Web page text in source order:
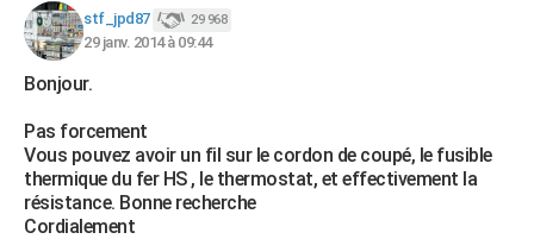
Dictionnaire
Biographies
Citations
Expressions
Proverbes
PROGRAMME TV
FORUM
Bricolage
Lifestyle
Culture
Sport
Auto
Television
Voyage
Cinema
stf_jpd87 29 968
29 janv. 2014 à 09:44
Bonjour.
Pas forcement
Vous pouvez avoir un fil sur le cordon de coupé, le fusible
thermique du fer HS , le thermostat, et effectivement la
résistance. Bonne recherche
Cordialement